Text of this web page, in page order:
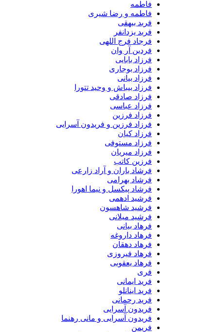
فاطمه و رضا شیری
فربد بیهقی
فربد یزدانفر
فرجاد فرج اللهی
فردین آر وان
فرزاد بابایی
فرزاد بوجاری
فرزاد بیانی
فرزاد بیباش و وحید تتورا
فرزاد صادقی
فرزاد عباسی
فرزاد فرزین
فرزاد فرزین و فریدون آسرایی
فرزاد کیان
فرزاد مستوفی
فرزاد میریان
فرزین کاتب
فرشاد باران و آراد زارعی
فرشاد بهرامی
فرشاد پیکسل و نیما اهورا
فرشید ادهمی
فرشید شاهسون
فرشید میلانی
فرهاد بیانی
فرهاد داروغه
فرهاد دهقان
فرهاد فیروزی
فرهاد یعقوبی
فرید ایمانی
فرید اینانلو
فرید رحمانی
فریدون آسرایی
فریدون آسرایی و مانی رهنما